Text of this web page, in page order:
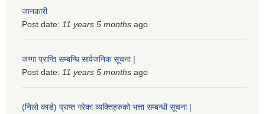
जानकारी
Post date: 11 years 5 months ago
जग्गा प्राप्ति सम्बन्धि सार्वजनिक सूचना |
Post date: 11 years 5 months ago
(निलो कार्ड) प्राप्त गरेका व्यक्तिहरुको भत्ता सम्बन्धी सूचना |